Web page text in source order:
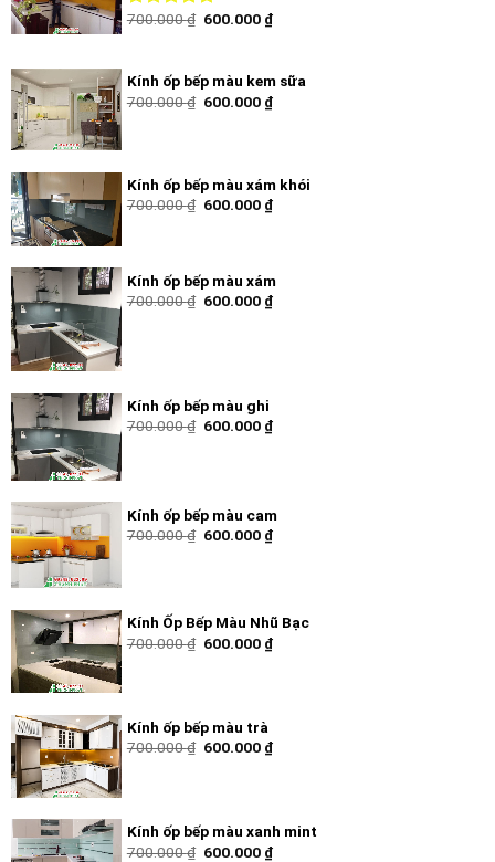
Được xếp
700.000₫ 600.000 ₫
Kính ốp bếp màu kem sữa
700.000₫ 600.000 ₫
Kính ốp bếp màu xám khói
700.000₫ 600.000 ₫
Kính ốp bếp màu xám
700.000₫ 600.000 ₫
Kính ốp bếp màu ghi
700.000₫ 600.000 ₫
Kính ốp bếp màu cam
700.000₫ 600.000 ₫
Kính Ốp Bếp Màu Nhũ Bạc
700.000₫ 600.000 ₫
Kính ốp bếp màu trà
700.000₫ 600.000 ₫
Kính ốp bếp màu xanh mint
700.000₫ 600.000 ₫